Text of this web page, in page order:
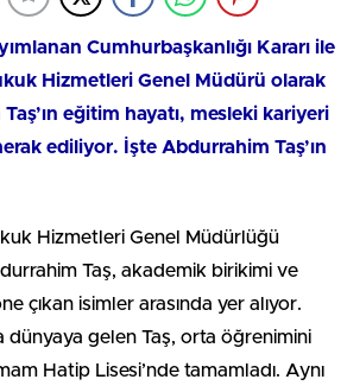
Cumhurbaşkanlığı Kararı ile
Hizmetleri Genel Müdürü olarak
eğitim hayatı, mesleki kariyeri
ediliyor. İşte Abdurrahim Taş’ın
Hizmetleri Genel Müdürlüğü
Taş, akademik birikimi ve
çıkan isimler arasında yer alıyor.
dünyaya gelen Taş, orta öğrenimini
Hatip Lisesi’nde tamamladı. Aynı